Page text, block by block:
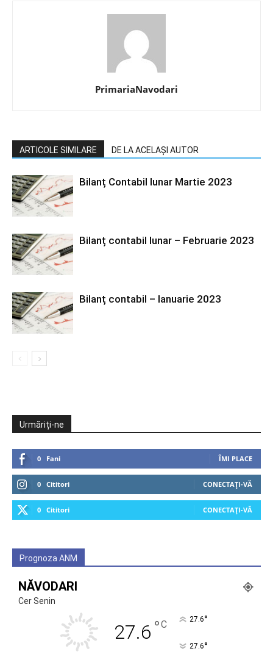
PrimariaNavodari
ARTICOLE SIMILARE DE LA ACELAȘI AUTOR
Bilanț Contabil lunar Martie 2023
Bilanț contabil lunar – Februarie 2023
Bilanț contabil – Ianuarie 2023
Urmăriți-ne
0 Fani ÎMI PLACE
0 Cititori CONECTAȚI-VĂ
0 Cititori CONECTAȚI-VĂ
Prognoza ANM
NĂVODARI
Cer Senin
27.6 °C 27.6°
27.6°